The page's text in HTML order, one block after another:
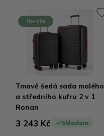
Novinka
Tmavě šedá sada malého
a středního kufru 2 v 1
Ronan
3 243 Kč Skladem